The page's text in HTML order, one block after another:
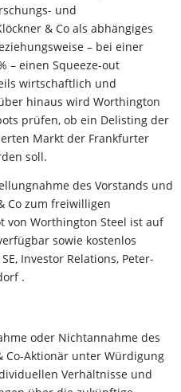
und
& Co als abhängiges
– bei einer
– einen Squeeze-out
wirtschaftlich und
hinaus wird Worthington
prüfen, ob ein Delisting der
Markt der Frankfurter
soll.
des Vorstands und
Co zum freiwilligen
von Worthington Steel ist auf
sowie kostenlos
Investor Relations, Peter-
.
oder Nichtannahme des
Co-Aktionär unter Würdigung
Verhältnisse und